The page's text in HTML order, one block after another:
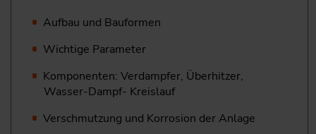
Aufbau und Bauformen
Wichtige Parameter
Komponenten: Verdampfer, Überhitzer,
Wasser-Dampf- Kreislauf
Verschmutzung und Korrosion der Anlage